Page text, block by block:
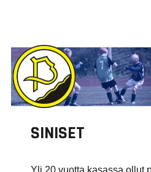
SINISET
Yli 20 vuotta kasassa ollut